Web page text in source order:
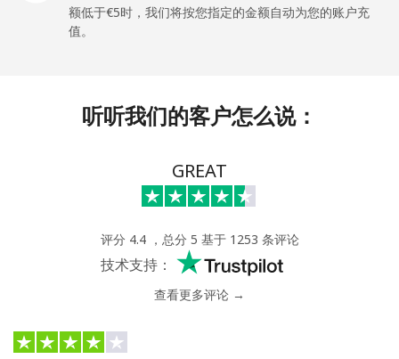
Israel
111 分钟最少 ⁦€5⁩
40 分钟最少 ⁦€5⁩
500 分钟最少 ⁦€5⁩
手机 ⁦1.5¢⁩
额低于⁦€5⁩时，我们将按您指定的金额自动为您的账户充
值。
听听我们的客户怎么说：
GREAT
评分 4.4 ，总分 5 基于 1253 条评论
技术支持：
查看更多评论 →